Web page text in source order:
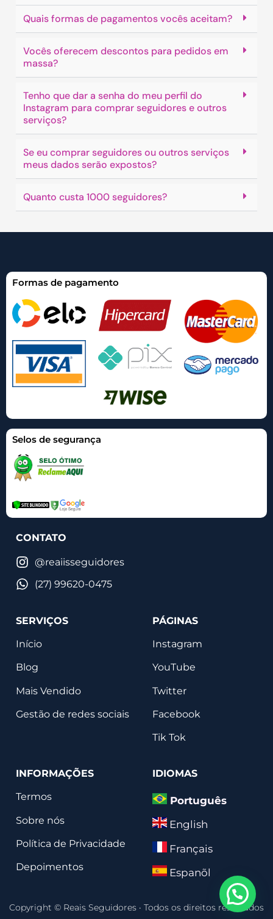
Quais formas de pagamentos vocês aceitam?
Vocês oferecem descontos para pedidos em
massa?
Tenho que dar a senha do meu perfil do
Instagram para comprar seguidores e outros
serviços?
Se eu comprar seguidores ou outros serviços
meus dados serão expostos?
Quanto custa 1000 seguidores?
Formas de pagamento
Selos de segurança
CONTATO
@reaiisseguidores
(27) 99620-0475
SERVIÇOS
Início
Blog
Mais Vendido
Gestão de redes sociais
PÁGINAS
Instagram
YouTube
Twitter
Facebook
Tik Tok
INFORMAÇÕES
Termos
Sobre nós
Política de Privacidade
Depoimentos
IDIOMAS
Português
English
Français
Espanõl
Copyright © Reais Seguidores · Todos os direitos reservados